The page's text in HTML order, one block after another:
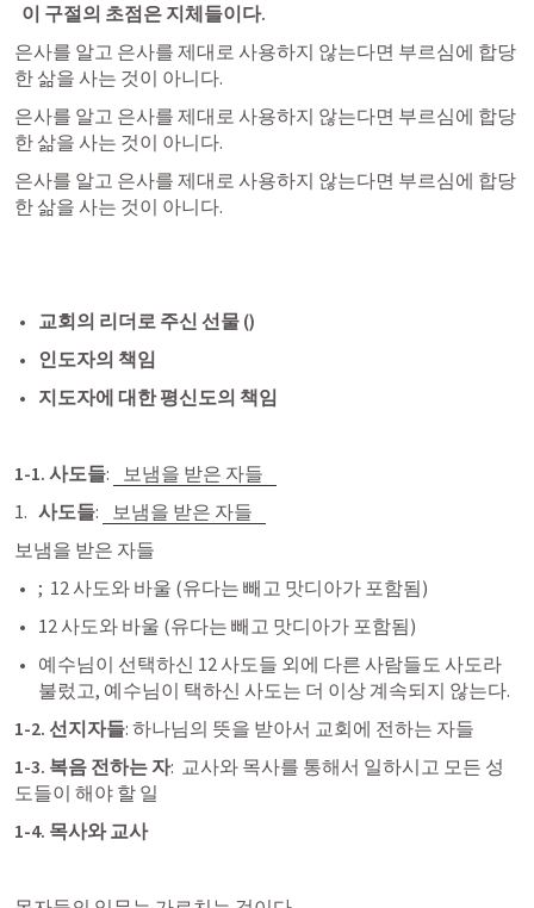
이 구절의 초점은 지체들이다.
은사를 알고 은사를 제대로 사용하지 않는다면 부르심에 합당
한 삶을 사는 것이 아니다.
은사를 알고 은사를 제대로 사용하지 않는다면 부르심에 합당
한 삶을 사는 것이 아니다.
은사를 알고 은사를 제대로 사용하지 않는다면 부르심에 합당
한 삶을 사는 것이 아니다.
교회의 리더로 주신 선물 ()
인도자의 책임
지도자에 대한 평신도의 책임
1-1. 사도들:
보냄을 받은 자들
사도들:
보냄을 받은 자들
보냄을 받은 자들
;  12 사도와 바울 (유다는 빼고 맛디아가 포함됨)
12 사도와 바울 (유다는 빼고 맛디아가 포함됨)
예수님이 선택하신 12 사도들 외에 다른 사람들도 사도라
불렀고, 예수님이 택하신 사도는 더 이상 계속되지 않는다.
1-2. 선지자들: 하나님의 뜻을 받아서 교회에 전하는 자들
1-3. 복음 전하는 자:  교사와 목사를 통해서 일하시고 모든 성
도들이 해야 할 일
1-4. 목사와 교사